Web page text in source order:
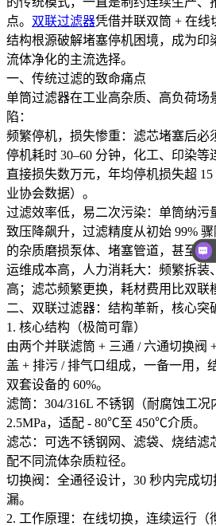
点。 双联过滤器凭借并联双筒 + 在线
结构根源破解堵塞停机困境，成为印
流体净化的主流选择。
一、传统过滤的致命痛点
单筒过滤器在工业高杂质、高负荷场
陷：
频繁停机，损失惨重：滤芯堵塞后必
停机耗时 30–60 分钟，化工、印染
直接损失数万元，年均停机损失超
业协会数据）。
过滤效率低，易二次污染：单筒纳污
致压降飙升，过滤精度从初始 99%
的杂质磨损泵体、堵塞管道，甚至污
运维成本高，人力消耗大：频繁拆装
高；滤芯频繁更换，耗材费用比双联
二、双联过滤器：结构革新，核心突
1. 核心结构（极简可靠）
由两个并联滤筒 + 三通 / 六通切换阀
盖 + 排污 / 排气口组成，一备一用，
双套设备的 60%。
滤筒：304/316L 不锈钢（耐腐蚀工况
2.5MPa，适配 - 80℃至 450℃介质。
滤芯：可选不锈钢网、滤袋、烧结滤
配不同流体杂质粒径。
切换阀：全通径设计，30 秒内完成
漏。
2. 工作原理：在线切换，连续运行（